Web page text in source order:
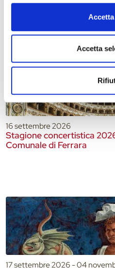
Accetta
Comunale
16 settembre 2026
Stagione concertistica
Comunale di Ferrara
17 settembre 2026 - 04